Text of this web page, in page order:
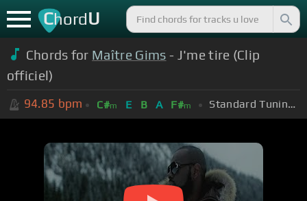
ChordU
Chords for Maître Gims - J'me tire (Clip
officiel)
94.85 bpm C#m E B A F#m Standard Tuning (EADGBE)